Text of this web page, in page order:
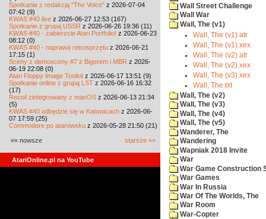
Spotkanie z redakcją "The Voice" z 2026-07-04
07:42 (9)
KWAS #40 live z 2026-06-27 12:53 (167)
Spotkanie z grupą USSR z 2026-06-26 19:36 (11)
KWAS #40 - zabierzcie Atari Portfolio! z 2026-06-23
08:12 (0)
KWAS #40 - naprawa retrosprzętu z 2026-06-21
17:15 (1)
Sceny z demosceny #7 z Bigerem i MBR z 2026-
06-19 22:08 (0)
Atari Floppy Image Toolkit z 2026-06-17 13:51 (9)
Spotkanie online z grupą LST z 2026-06-16 16:32
(17)
Recoil zintegrowany z macOS z 2026-06-13 21:34
(5)
KWAS #40 odbędzie się w Katowicach z 2026-06-
07 17:59 (25)
Commodore po atarowsku z 2026-05-28 21:50 (21)
«« nowsze starsze »»
AtariOnline.pl na YouTube
Wall Street Challenge
Wall War
Wall, The (v1)
Wall, The (v1).atr
Wall, The (v1).xex
Wall, The (v2).atr
Wall, The (v2).xex
Wall, The (v3).xex
Wall, The.txt
Wall, The (v2)
Wall, The (v3)
Wall, The (v4)
Wall, The (v5)
Wanderer, The
Wandering
Wapniak 2018 Invite
War
War Game Construction
War Games
War In Russia
War Of The Worlds, The
War Room
War-Copter